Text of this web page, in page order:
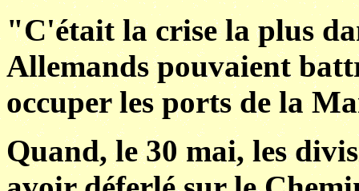
"C'était la crise la plus
Allemands pouvaient
occuper les ports de la
Quand, le 30 mai, les